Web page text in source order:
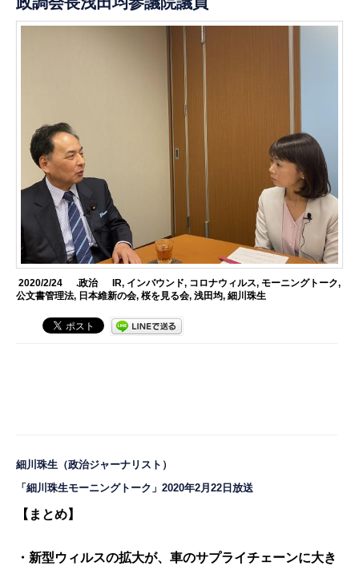
2020/2/24 .政治 IR, インバウンド, コロナウィルス, モーニングトーク,
公文書管理法, 日本維新の会,桜を見る会,浅田均,細川珠生
細川珠生（政治ジャーナリスト）
「細川珠生モーニングトーク」2020年2月22日放送
【まとめ】
・新型ウィルスの拡大が、車のサプライチェーンに大き